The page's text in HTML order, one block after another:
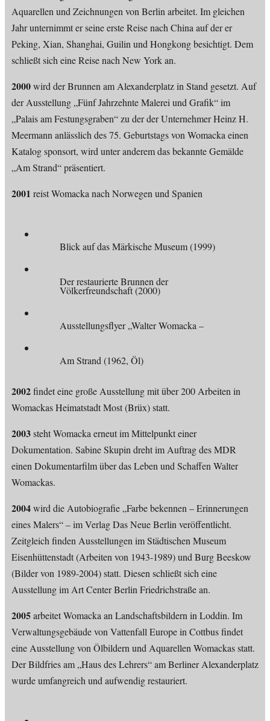
Aquarellen und Zeichnungen von Berlin arbeitet. Im gleichen
Jahr unternimmt er seine erste Reise nach China auf der er
Peking, Xian, Shanghai, Guilin und Hongkong besichtigt. Dem
schließt sich eine Reise nach New York an.
2000wird der Brunnen am Alexanderplatz in Stand gesetzt. Auf
der Ausstellung „Fünf Jahrzehnte Malerei und Grafik“ im
„Palais am Festungsgraben“ zu der der Unternehmer Heinz H.
Meermann anlässlich des 75. Geburtstags von Womacka einen
Katalog sponsort, wird unter anderem das bekannte Gemälde
„Am Strand“ präsentiert.
2001 reist Womacka nach Norwegen und Spanien
Blick auf das Märkische Museum (1999)
Der restaurierte Brunnen der
Völkerfreundschaft (2000)
Ausstellungsflyer „Walter Womacka –
Am Strand (1962, Öl)
2002findet eine große Ausstellung mit über 200 Arbeiten in
Womackas Heimatstadt Most (Brüx) statt.
2003steht Womacka erneut im Mittelpunkt einer
Dokumentation. Sabine Skupin dreht im Auftrag des MDR
einen Dokumentarfilm über das Leben und Schaffen Walter
Womackas.
2004wird die Autobiografie „Farbe bekennen – Erinnerungen
eines Malers“ – im Verlag Das Neue Berlin veröffentlicht.
Zeitgleich finden Ausstellungen im Städtischen Museum
Eisenhüttenstadt (Arbeiten von 1943-1989) und Burg Beeskow
(Bilder von 1989-2004) statt. Diesen schließt sich eine
Ausstellung im Art Center Berlin Friedrichstraße an.
2005arbeitet Womacka an Landschaftsbildern in Loddin. Im
Verwaltungsgebäude von Vattenfall Europe in Cottbus findet
eine Ausstellung von Ölbildern und Aquarellen Womackas statt.
Der Bildfries am „Haus des Lehrers“ am Berliner Alexanderplatz
wurde umfangreich und aufwendig restauriert.